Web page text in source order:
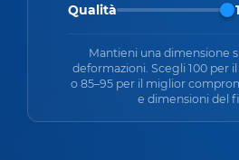
Qualità
Mantieni una dimensione
deformazioni. Scegli 100 per
o 85–95 per il miglior
e dimensioni del